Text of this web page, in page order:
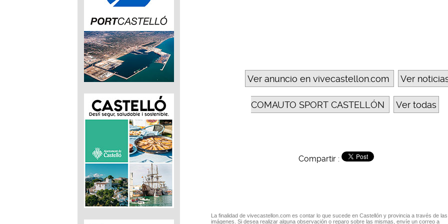
Ver anuncio en vivecastellon.com Ver
COMAUTO SPORT CASTELLÓN Ver todas
Compartir :
La finalidad de vivecastellon.com es contar lo que sucede en Castellón y provincia a través de las
imágenes. Si desea realizar alguna observación o reparo sobre las mismas, envíe un correo a